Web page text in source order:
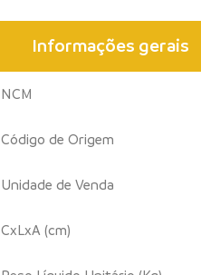
Informações gerais
NCM
Código de Origem
Unidade de Venda
CxLxA (cm)